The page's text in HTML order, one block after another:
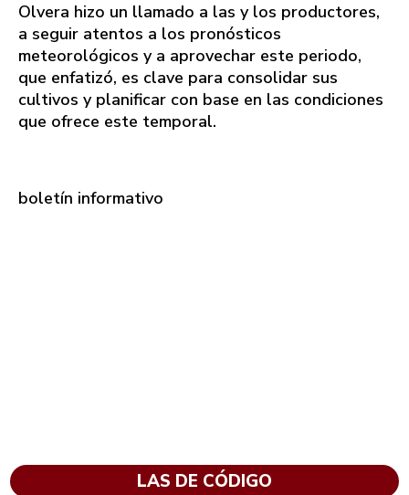
Olvera hizo un llamado a las y los productores,
a seguir atentos a los pronósticos
meteorológicos y a aprovechar este periodo,
que enfatizó, es clave para consolidar sus
cultivos y planificar con base en las condiciones
que ofrece este temporal.
boletín informativo
LAS DE CÓDIGO